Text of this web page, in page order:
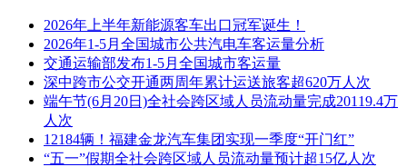
2026年上半年新能源客车出口冠军诞生！
2026年1-5月全国城市公共汽电车客运量分析
交通运输部发布1-5月全国城市客运量
深中跨市公交开通两周年累计运送旅客超620万人次
端午节(6月20日)全社会跨区域人员流动量完成20119.4万
人次
12184辆！福建金龙汽车集团实现一季度“开门红”
“五一”假期全社会跨区域人员流动量预计超15亿人次